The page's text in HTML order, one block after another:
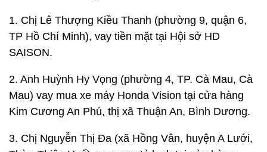
1. Chị Lê Thượng Kiều Thanh (phường 9, quận 6,
TP Hồ Chí Minh), vay tiền mặt tại Hội sở HD
SAISON.
2. Anh Huỳnh Hy Vọng (phường 4, TP. Cà Mau, Cà
Mau) vay mua xe máy Honda Vision tại cửa hàng
Kim Cương An Phú, thị xã Thuận An, Bình Dương.
3. Chị Nguyễn Thị Đa (xã Hồng Vân, huyện A Lưới,